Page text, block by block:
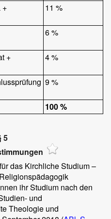
+ 11 %
6 %
+ 4 %
9 %
100 %
5
das Kirchliche Studium –
ihr Studium nach den
und
Theologie und